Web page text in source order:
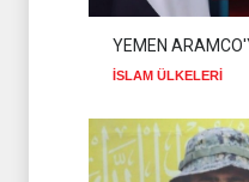
YEMEN
İSLAM ÜLKELERİ